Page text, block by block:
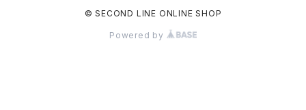
© SECOND LINE ONLINE SHOP
Powered by